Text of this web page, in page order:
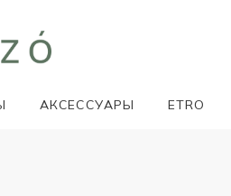
АКСЕССУАРЫ ETRO